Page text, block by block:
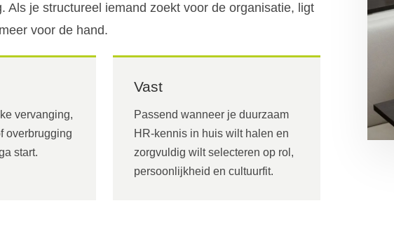
Als je structureel iemand zoekt voor de organisatie, ligt
voor de hand.
vervanging,
overbrugging
start.
Vast
Passend wanneer je duurzaam
HR-kennis in huis wilt halen en
zorgvuldig wilt selecteren op rol,
persoonlijkheid en cultuurfit.